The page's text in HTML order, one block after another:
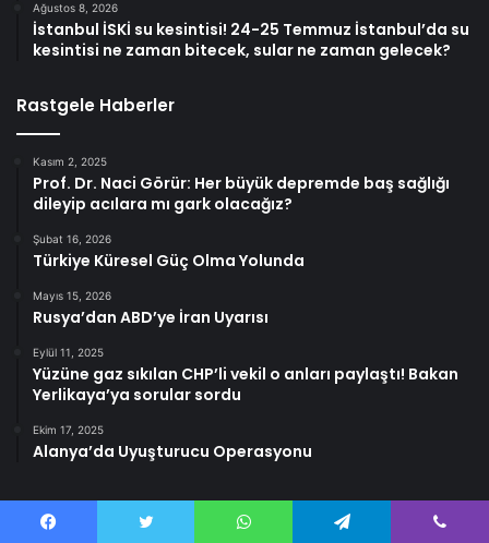
Ağustos 8, 2026
İstanbul İSKİ su kesintisi! 24-25 Temmuz İstanbul’da su
kesintisi ne zaman bitecek, sular ne zaman gelecek?
Rastgele Haberler
Kasım 2, 2025
Prof. Dr. Naci Görür: Her büyük depremde baş sağlığı
dileyip acılara mı gark olacağız?
Şubat 16, 2026
Türkiye Küresel Güç Olma Yolunda
Mayıs 15, 2026
Rusya’dan ABD’ye İran Uyarısı
Eylül 11, 2025
Yüzüne gaz sıkılan CHP’li vekil o anları paylaştı! Bakan
Yerlikaya’ya sorular sordu
Ekim 17, 2025
Alanya’da Uyuşturucu Operasyonu